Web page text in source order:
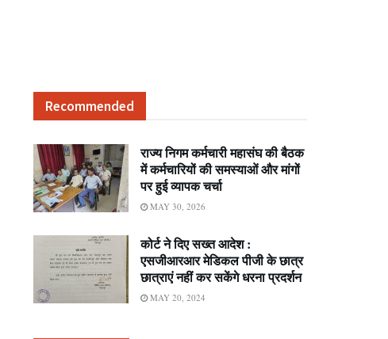
Recommended
राज्य निगम कर्मचारी महासंघ की बैठक
में कर्मचारियों की समस्याओं और मांगों
पर हुई व्यापक चर्चा
MAY 30, 2026
कोर्ट ने दिए सख्त आदेश :
एसजीआरआर मेडिकल पीजी के छात्र
छात्राएं नहीं कर सकेंगे धरना प्रदर्शन
MAY 20, 2024